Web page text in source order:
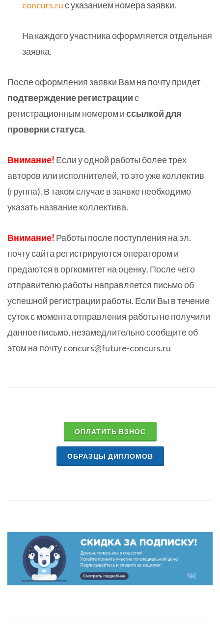
concurs.ruс указанием номера заявки.
На каждого участника оформляется отдельная
заявка.
После оформления заявки Вам на почту придет
подтверждение регистрациис
регистрационным номером иссылкой для
проверки статуса.
Внимание! Если у одной работы более трех
авторов или исполнителей, то это уже коллектив
(группа). В таком случае в заявке необходимо
указать название коллектива.
Внимание! Работы после поступления на эл.
почту сайта регистрируются оператором и
предаются в оргкомитет на оценку. После чего
отправителю работы направляется письмо об
успешной регистрации работы. Если Вы в течение
суток с момента отправления работы не получили
данное письмо, незамедлительно сообщите об
этом на почту concurs@future-concurs.ru
ОПЛАТИТЬ ВЗНОС
ОБРАЗЦЫ ДИПЛОМОВ